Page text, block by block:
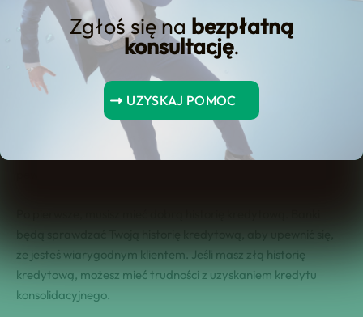
Zgłoś się na bezpłatną
konsultację.
UZYSKAJ POMOC
Kredyt konsolidacyjny jest bardzo popularnym sposobem na
pozbycie się zadłużenia. Jest to rodzaj pożyczki, która
pozwala na połączenie wszystkich Twoich zobowiązań w
jedno, dzięki czemu masz jedną niższą ratę i jednego
dostawcę. Aby uzyskać kredyt konsolidacyjny, musisz spełnić
że jesteś wiarygodnym klientem. Jeśli masz złą historię
kredytową, możesz mieć trudności z uzyskaniem kredytu
konsolidacyjnego.